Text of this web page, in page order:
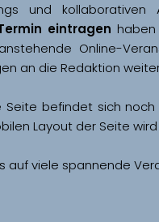
und kollaborativen
eintragen haben
Online-
an die Redaktion
befindet sich noch
auf viele spannende